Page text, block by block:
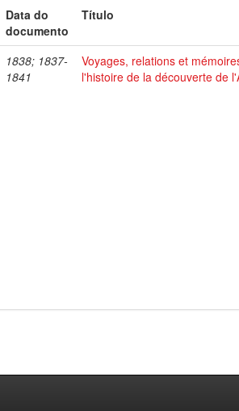
Data do
documento
Título
1838; 1837-
1841
Voyages, relations et
l'histoire de la découverte de